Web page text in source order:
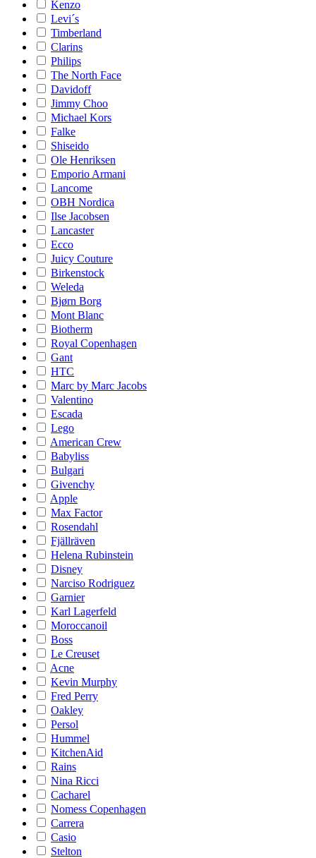
Kenzo
Levi´s
Timberland
Clarins
Philips
The North Face
Davidoff
Jimmy Choo
Michael Kors
Falke
Shiseido
Ole Henriksen
Emporio Armani
Lancome
OBH Nordica
Ilse Jacobsen
Lancaster
Ecco
Juicy Couture
Birkenstock
Weleda
Bjørn Borg
Mont Blanc
Biotherm
Royal Copenhagen
Gant
HTC
Marc by Marc Jacobs
Valentino
Escada
Lego
American Crew
Babyliss
Bulgari
Givenchy
Apple
Max Factor
Rosendahl
Fjällräven
Helena Rubinstein
Disney
Narciso Rodriguez
Garnier
Karl Lagerfeld
Moroccanoil
Boss
Le Creuset
Acne
Kevin Murphy
Fred Perry
Oakley
Persol
Hummel
KitchenAid
Rains
Nina Ricci
Cacharel
Nomess Copenhagen
Carrera
Casio
Stelton